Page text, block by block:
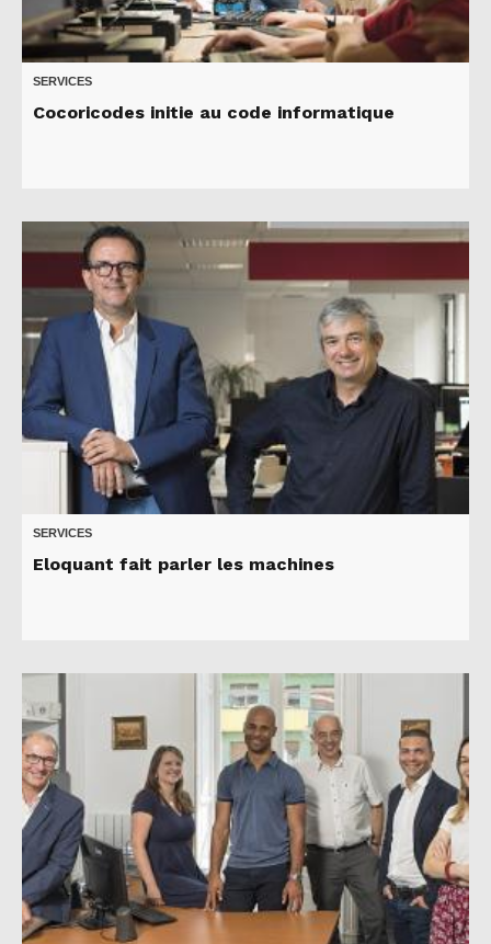
SERVICES
Cocoricodes initie au code informatique
SERVICES
Eloquant fait parler les machines